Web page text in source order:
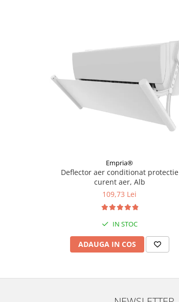
Empria®
Deflector aer conditionat protectie
curent aer, Alb
109,73 Lei
IN STOC
ADAUGA IN COS